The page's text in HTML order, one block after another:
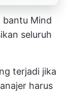
bantu Mind
seluruh
terjadi jika
harus